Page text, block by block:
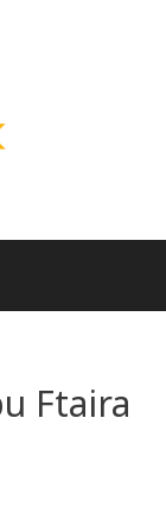
Ftaira